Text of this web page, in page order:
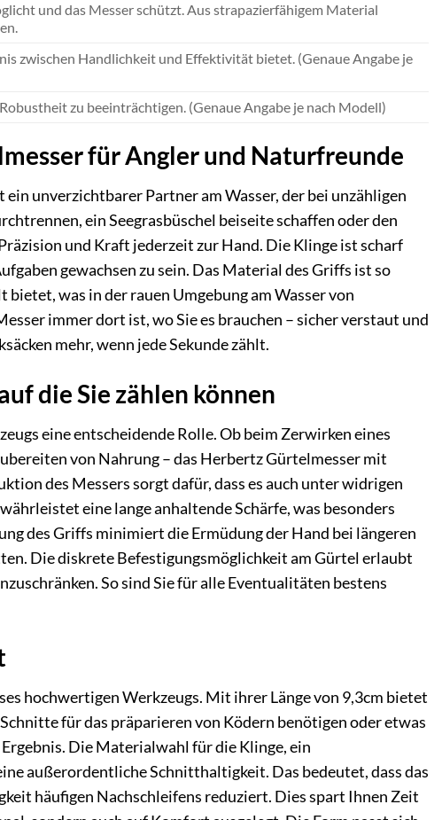
und das Messer schützt. Aus strapazierfähigem Material
zwischen Handlichkeit und Effektivität bietet. (Genaue Angabe je
zu beeinträchtigen. (Genaue Angabe je nach Modell)
für Angler und Naturfreunde
unverzichtbarer Partner am Wasser, der bei unzähligen
ein Seegrasbüschel beiseite schaffen oder den
und Kraft jederzeit zur Hand. Die Klinge ist scharf
gewachsen zu sein. Das Material des Griffs ist so
was in der rauen Umgebung am Wasser von
immer dort ist, wo Sie es brauchen – sicher verstaut und
mehr, wenn jede Sekunde zählt.
die Sie zählen können
eine entscheidende Rolle. Ob beim Zerwirken eines
von Nahrung – das Herbertz Gürtelmesser mit
des Messers sorgt dafür, dass es auch unter widrigen
eine lange anhaltende Schärfe, was besonders
des Griffs minimiert die Ermüdung der Hand bei längeren
Die diskrete Befestigungsmöglichkeit am Gürtel erlaubt
So sind Sie für alle Eventualitäten bestens
hochwertigen Werkzeugs. Mit ihrer Länge von 9,3cm bietet
für das präparieren von Ködern benötigen oder etwas
Die Materialwahl für die Klinge, ein
außerordentliche Schnitthaltigkeit. Das bedeutet, dass das
häufigen Nachschleifens reduziert. Dies spart Ihnen Zeit